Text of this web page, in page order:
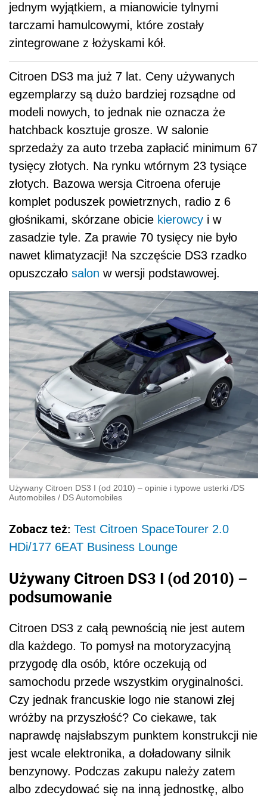
jednym wyjątkiem, a mianowicie tylnymi
tarczami hamulcowymi, które zostały
zintegrowane z łożyskami kół.
Citroen DS3 ma już 7 lat. Ceny używanych
egzemplarzy są dużo bardziej rozsądne od
modeli nowych, to jednak nie oznacza że
hatchback kosztuje grosze. W salonie
sprzedaży za auto trzeba zapłacić minimum 67
tysięcy złotych. Na rynku wtórnym 23 tysiące
złotych. Bazowa wersja Citroena oferuje
komplet poduszek powietrznych, radio z 6
głośnikami, skórzane obicie kierowcy i w
zasadzie tyle. Za prawie 70 tysięcy nie było
nawet klimatyzacji! Na szczęście DS3 rzadko
opuszczało salon w wersji podstawowej.
Używany Citroen DS3 I (od 2010) – opinie i typowe usterki /DS
Automobiles / DS Automobiles
Zobacz też: Test Citroen SpaceTourer 2.0
HDi/177 6EAT Business Lounge
Używany Citroen DS3 I (od 2010) –
podsumowanie
Citroen DS3 z całą pewnością nie jest autem
dla każdego. To pomysł na motoryzacyjną
przygodę dla osób, które oczekują od
samochodu przede wszystkim oryginalności.
Czy jednak francuskie logo nie stanowi złej
wróżby na przyszłość? Co ciekawe, tak
naprawdę najsłabszym punktem konstrukcji nie
jest wcale elektronika, a doładowany silnik
benzynowy. Podczas zakupu należy zatem
albo zdecydować się na inną jednostkę, albo